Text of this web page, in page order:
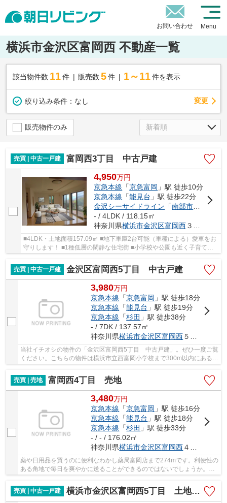
お問い合わせ Menu
横浜市金沢区富岡西 不動産一覧
該当物件数 11件 販売数 5 件 1～11 件を表示
絞り込み条件： なし 変更
販売物件のみ
売買 | 中古一戸建 富岡西3丁目 中古戸建
4,950万円
京急本線 「京急富岡 」駅 徒歩10分
京急本線 「能見台 」駅 徒歩22分
金沢シーサイドライン 「南部市場
」駅
- / 4LDK / 118.15㎡
神奈川県横浜市金沢区富岡西３丁目23-3
■4LDK・土地面積157.09㎡ ■地下車庫2台可能（車種による）愛車をお
守りします！ ■1種低層の閑静な住宅街 ■小学校や公園も近く子育ても
売買 | 中古一戸建
金沢区富岡西5丁目 中古戸建
3,980万円
京急本線 「京急富岡 」駅 徒歩18分
京急本線 「能見台 」駅 徒歩19分
京急本線 「杉田 」駅 徒歩38分
- / 7DK / 137.57㎡
神奈川県横浜市金沢区富岡西５丁目
当社イチオシの物件の「金沢区富岡西5丁目 中古戸建」。ぜひ一度ご覧
ください。こちらの物件は横浜市立西富岡小学校まで300m以内にあるの
売買 | 売地
富岡西4丁目 売地
3,480万円
京急本線 「京急富岡 」駅 徒歩16分
京急本線 「能見台 」駅 徒歩18分
京急本線 「杉田 」駅 徒歩33分
- / - / 176.02㎡
神奈川県横浜市金沢区富岡西４丁目
薬や日用品を買うのに便利なわかし薬局富岡店まで274mです。利便性の
ある角地で毎日を爽やかに送ることができるのではないでしょうか。土
地面積は176.02㎡(公簿)あります。周辺環境が...
売買 | 中古一戸建
横浜市金沢区富岡西5丁目 土地建物